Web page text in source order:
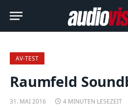
AV-TEST
Raumfeld
31. MAI 2016 4 MINUTEN LESEZEIT